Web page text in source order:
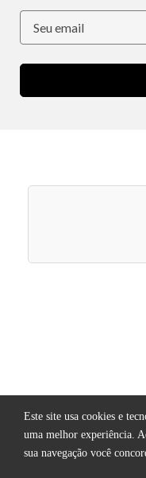
Este site usa cookies e
uma melhor experiência.
sua navegação você
Todos